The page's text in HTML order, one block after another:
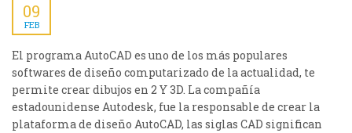
09
FEB
El programa AutoCAD es uno de los más populares
softwares de diseño computarizado de la actualidad, te
permite crear dibujos en 2 Y 3D. La compañía
estadounidense Autodesk, fue la responsable de crear la
plataforma de diseño AutoCAD, las siglas CAD significan